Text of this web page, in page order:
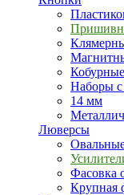
Кобурные
Наборы с
14 мм
Люверсы
Фасовка
Крупная